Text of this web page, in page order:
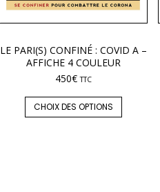
LE PARI(S) CONFINÉ : COVID A –
AFFICHE 4 COULEUR
450€ TTC
CHOIX DES OPTIONS